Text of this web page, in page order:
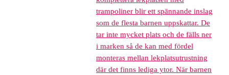
trampoliner blir ett spännande inslag
som de flesta barnen uppskattar. De
tar inte mycket plats och de fälls ner
i marken så de kan med fördel
monteras mellan lekplatsutrustning
där det finns lediga ytor. När barnen